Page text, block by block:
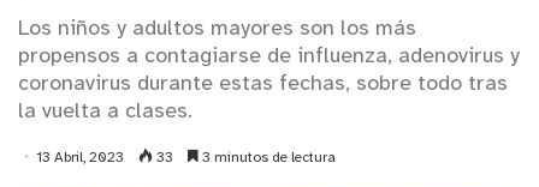
Los niños y adultos mayores son los más
propensos a contagiarse de influenza, adenovirus y
coronavirus durante estas fechas, sobre todo tras
la vuelta a clases.
13 Abril, 2023 33 3 minutos de lectura